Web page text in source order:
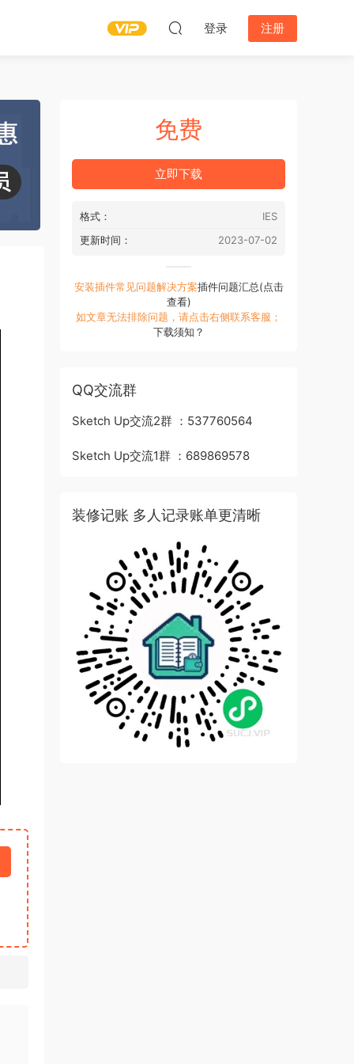
登录 注册
免费
立即下载
格式：
IES
更新时间：
2023-07-02
安装插件常见问题解决方案插件问题汇总(点击
查看)
如文章无法排除问题，请点击右侧联系客服；
下载须知？
QQ交流群
Sketch Up交流2群 ：537760564
Sketch Up交流1群 ：689869578
装修记账 多人记录账单更清晰